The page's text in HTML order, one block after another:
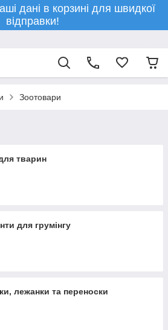
дані в корзині для швидкої
відправки!
Зоотовари
тварин
для грумінгу
лежанки та переноски